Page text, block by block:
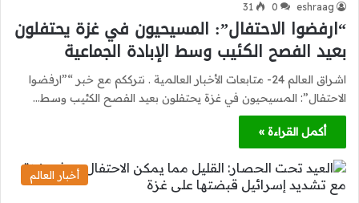
eshraag
0
31
“ارفضوا الاحتفال”: المسيحيون في غزة يحتفلون
بعيد الفصح الكئيب وسط الإبادة الجماعية
اشراق العالم 24- متابعات الأخبار العالمية . نترككم مع خبر “”ارفضوا
الاحتفال”: المسيحيون في غزة يحتفلون بعيد الفصح الكئيب وسط…
أكمل القراءة »
أخبار العالم